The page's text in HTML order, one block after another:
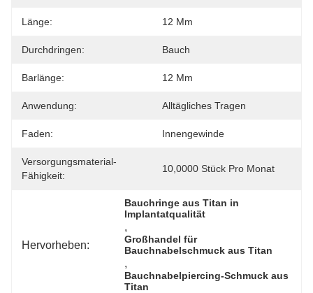
Länge: 12 Mm
Durchdringen: Bauch
Barlänge: 12 Mm
Anwendung: Alltägliches Tragen
Faden: Innengewinde
Versorgungsmaterial-
Fähigkeit:
10,0000 Stück Pro Monat
Hervorheben:
Bauchringe aus Titan in
Implantatqualität
,
Großhandel für
Bauchnabelschmuck aus Titan
,
Bauchnabelpiercing-Schmuck aus
Titan